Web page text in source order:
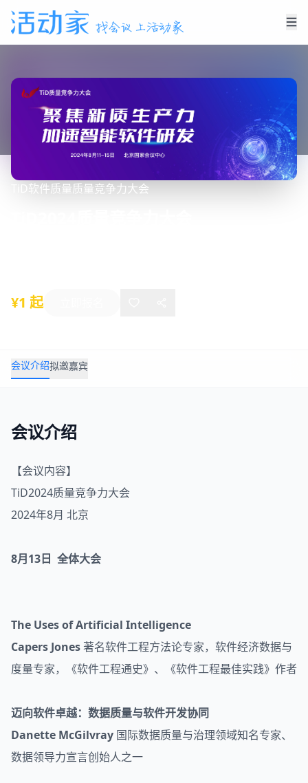
TiD软件质量质量竞争力大会
¥1 起
会议介绍拟邀嘉宾
会议介绍
【会议内容】
TiD2024质量竞争力大会
2024年8月 北京
8月13日 全体大会
The Uses of Artificial Intelligence
Capers Jones著名软件工程方法论专家，软件经济数据与
度量专家，《软件工程通史》、《软件工程最佳实践》作者
迈向软件卓越：数据质量与软件开发协同
Danette McGilvray 国际数据质量与治理领域知名专家、
数据领导力宣言创始人之一